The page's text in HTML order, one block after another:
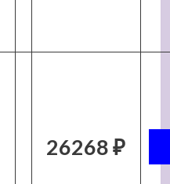
26268 ₽